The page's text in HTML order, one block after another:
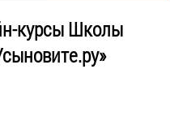
курсы Школы